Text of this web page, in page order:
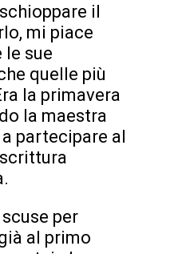
schioppare il
mi piace
sue
quelle più
la primavera
la maestra
partecipare al
per
al primo